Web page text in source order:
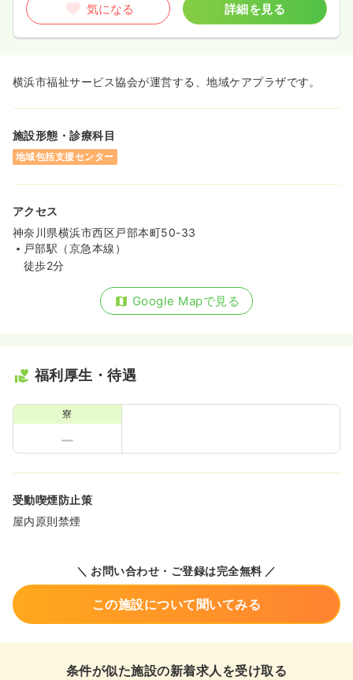
気になる 詳細を見る
横浜市福祉サービス協会が運営する、地域ケアプラザです。
施設形態・診療科目
地域包括支援センター
アクセス
神奈川県横浜市西区戸部本町50-33
戸部駅（京急本線）
徒歩2分
Google Mapで見る
福利厚生・待遇
寮
受動喫煙防止策
屋内原則禁煙
＼ お問い合わせ・ご登録は完全無料 ／
この施設について聞いてみる
条件が似た施設の新着求人を受け取る